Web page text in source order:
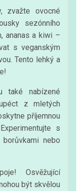
zvažte ovocné
sezónního
ananas a kiwi –
s veganským
Tento lehký a
také nabízené
z mletých
příjemnou
s
nebo
Osvěžující
být skvělou